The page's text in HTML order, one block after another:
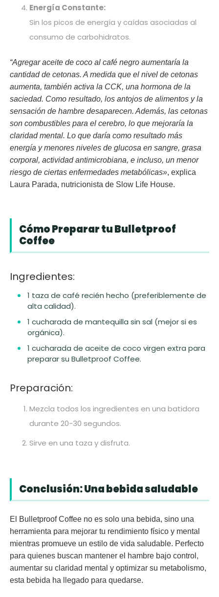
Energía Constante:
Sin los picos de energía y caídas asociadas al
consumo de carbohidratos.
“Agregar aceite de coco al café negro aumentaría la
cantidad de cetonas. A medida que el nivel de cetonas
aumenta, también activa la CCK, una hormona de la
saciedad. Como resultado, los antojos de alimentos y la
sensación de hambre desaparecen. Además, las cetonas
son combustibles para el cerebro, lo que mejoraría la
claridad mental. Lo que daría como resultado más
energía y menores niveles de glucosa en sangre, grasa
corporal, actividad antimicrobiana, e incluso, un menor
riesgo de ciertas enfermedades metabólicas», explica
Laura Parada, nutricionista de Slow Life House.
Cómo Preparar tu Bulletproof
Coffee
Ingredientes:
1 taza de café recién hecho (preferiblemente de
alta calidad).
1 cucharada de mantequilla sin sal (mejor si es
orgánica).
1 cucharada de aceite de coco virgen extra para
preparar su Bulletproof Coffee.
Preparación:
Mezcla todos los ingredientes en una batidora
durante 20-30 segundos.
Sirve en una taza y disfruta.
Conclusión: Una bebida saludable
El Bulletproof Coffee no es solo una bebida, sino una
herramienta para mejorar tu rendimiento físico y mental
mientras promueve un estilo de vida saludable. Perfecto
para quienes buscan mantener el hambre bajo control,
aumentar su claridad mental y optimizar su metabolismo,
esta bebida ha llegado para quedarse.